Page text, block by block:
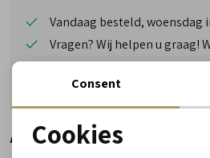
Vandaag besteld, woensdag
Vragen? Wij helpen u graag!
Gratis verzending vanaf
Reserveer- en passervice in
Alternatieve kleuren
Noodzakelijke cookies
Consent
Cookies